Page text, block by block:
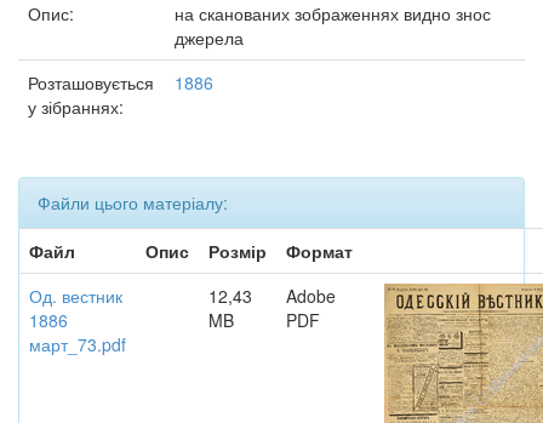
Опис:
на сканованих зображеннях видно знос
джерела
Розташовується
у зібраннях:
1886
Файли цього матеріалу:
Файл
Опис Розмір
Формат
Од. вестник
1886
март_73.pdf
12,43
MB
Adobe
PDF